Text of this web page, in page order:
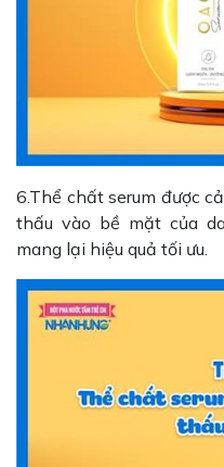
6.Thể chất serum được
thấu vào bề mặt của
mang lại hiệu quả tối ưu.